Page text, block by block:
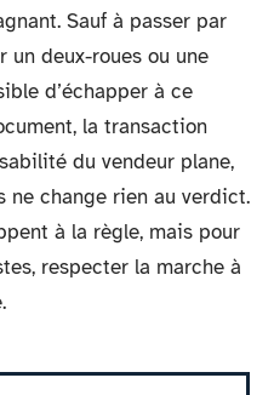
Sauf à passer par
un deux-roues ou une
d’échapper à ce
la transaction
du vendeur plane,
ne change rien au verdict.
à la règle, mais pour
respecter la marche à